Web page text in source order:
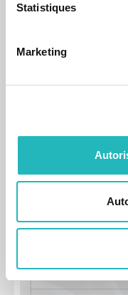
Statistiques
Marketing
Agap2IT realiza
Os eventos
definidas para 2025.